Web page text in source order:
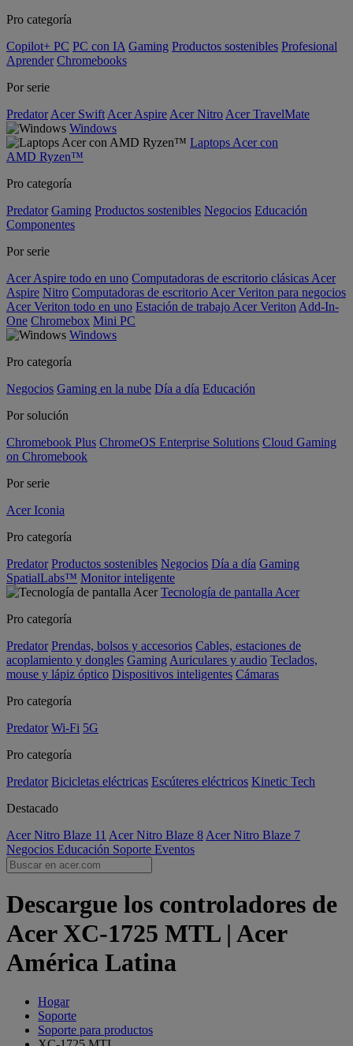
Pro categoría
Copilot+ PC PC con IA Gaming Productos sostenibles Profesional
Aprender Chromebooks
Por serie
Predator Acer Swift Acer Aspire Acer Nitro Acer TravelMate
Windows
Laptops Acer con
AMD Ryzen™
Pro categoría
Predator Gaming Productos sostenibles Negocios Educación
Componentes
Por serie
Acer Aspire todo en uno Computadoras de escritorio clásicas Acer
Aspire Nitro Computadoras de escritorio Acer Veriton para negocios
Acer Veriton todo en uno Estación de trabajo Acer Veriton Add-In-
One Chromebox Mini PC
Windows
Pro categoría
Negocios Gaming en la nube Día a día Educación
Por solución
Chromebook Plus ChromeOS Enterprise Solutions Cloud Gaming
on Chromebook
Por serie
Acer Iconia
Pro categoría
Predator Productos sostenibles Negocios Día a día Gaming
SpatialLabs™ Monitor inteligente
Tecnología de pantalla Acer
Pro categoría
Predator Prendas, bolsos y accesorios Cables, estaciones de
acoplamiento y dongles Gaming Auriculares y audio Teclados,
mouse y lápiz óptico Dispositivos inteligentes Cámaras
Pro categoría
Predator Wi-Fi 5G
Pro categoría
Predator Bicicletas eléctricas Escúteres eléctricos Kinetic Tech
Destacado
Acer Nitro Blaze 11 Acer Nitro Blaze 8 Acer Nitro Blaze 7
Negocios Educación Soporte Eventos
Descargue los controladores de
Acer XC-1725 MTL | Acer
América Latina
Hogar
Soporte
Soporte para productos